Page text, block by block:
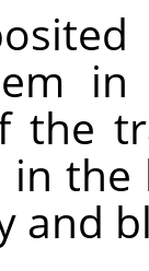
the
the
and